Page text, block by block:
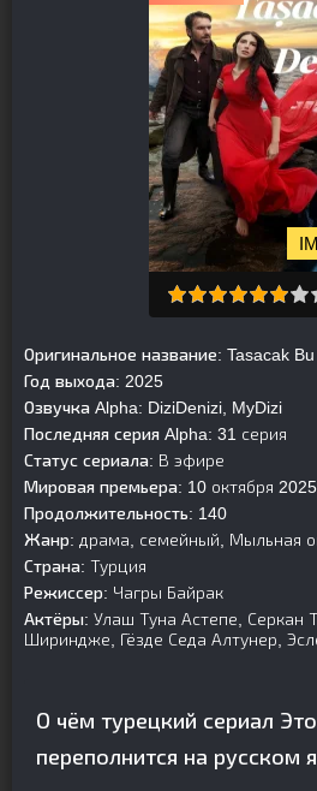
Оригинальное название: Tasacak
Год выхода: 2025
Озвучка Alpha: DiziDenizi, MyDizi
Последняя серия Alpha: 31 серия
Статус сериала: В эфире
Мировая премьера: 10 октября 2025
Продолжительность: 140
Жанр: драма, семейный, Мыльная
Страна: Турция
Режиссер: Чагры Байрак
Актёры: Улаш Туна Астепе, Серкан
Шириндже, Гёзде Седа Алтунер,
О чём турецкий сериал
переполнится на русском